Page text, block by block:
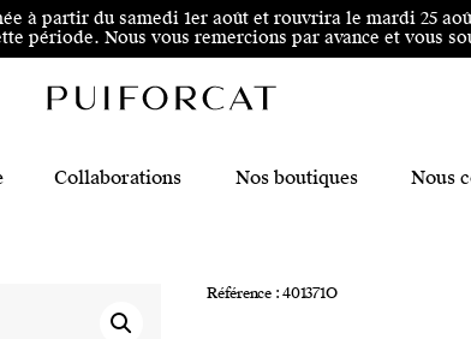
à partir du samedi 1er août et rouvrira le mardi 25
période. Nous vous remercions par avance et vous
Collaborations Nos boutiques Nous
Référence : 401371O